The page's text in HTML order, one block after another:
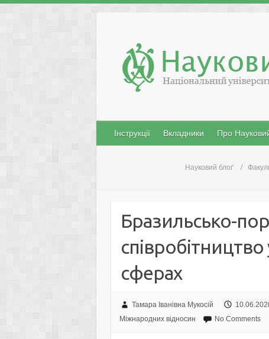
content
Інструкції Вкладники Про
Науковий блоґ
Бразильсько-
співробітництво
сферах
Тамара Іванівна Мукосій
Міжнародних відносин
No Comments